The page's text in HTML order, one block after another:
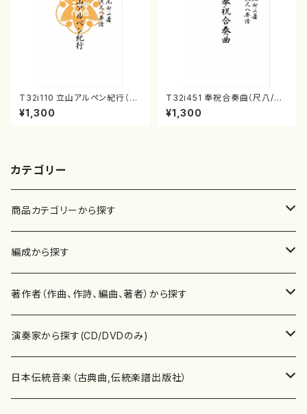
T32i110 立山アルペン紀行（尺
八/初代 石垣征山/尺八/都山式
譜）都山流公刊楽譜曲番:559
¥1,300
T32i451 奉祝合奏曲（尺八/久
本玄智/楽譜）都山流公刊楽譜曲
番:2158
¥1,300
カテゴリー
商品カテゴリーから探す
楽譜
書籍
書籍
テキストブック
CD・DVD
チケット
編成から探す
邦楽器
箏・琴（ソロ）
箏・琴（合奏）
合唱
混声合唱
歌・声
著作者（作曲、作詩、編曲、著者）から探す
あ行
青木省三(アオキ ショウゾウ)
か行
演奏家から探す(CD/DVDのみ)
邦楽（箏、三味線、尺八等）演奏家
日本伝統音楽（古典曲,伝統楽譜出版社）